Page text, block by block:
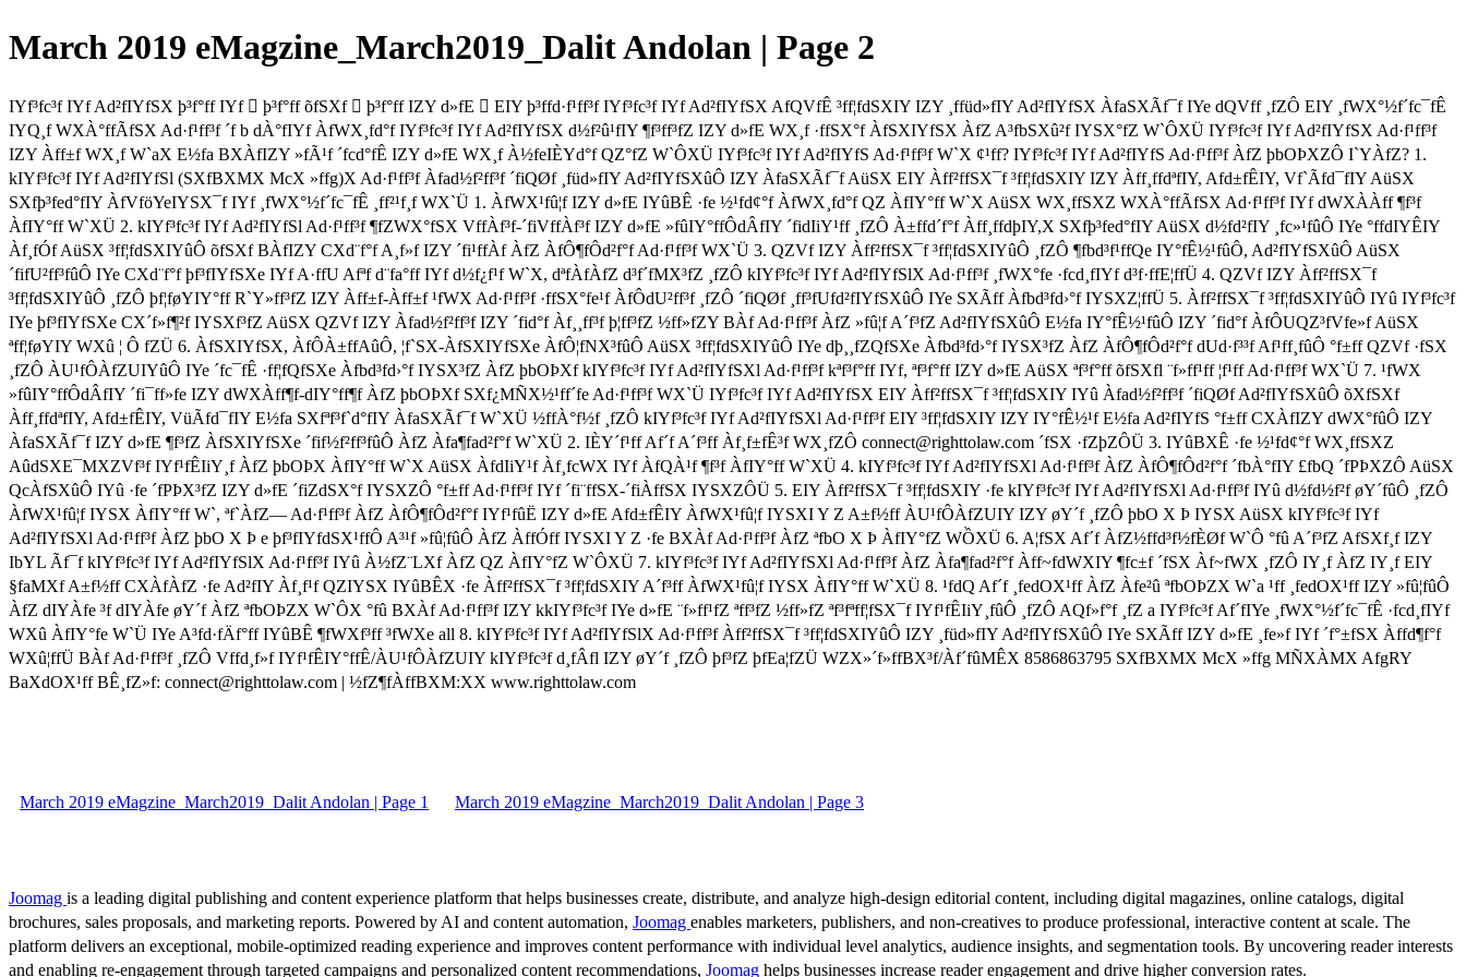
March 2019 eMagzine_March2019_Dalit Andolan | Page 2
IYf³fc³f IYf Ad²fIYfSX þ³f°ff IYf  þ³f°ff õfSXf  þ³f°ff IZY d»fE  EIY þ³ffd·f¹ff³f IYf³fc³f IYf Ad²fIYfSX AfQVfÊ ³ff¦fdSXIY IZY ¸ffüd»fIY Ad²fIYfSX ÀfaSXÃf¯f IYe dQVff ¸fZÔ EIY ¸fWX°½f´fc¯fÊ
IYQ¸f WXÀ°ffÃfSX Ad·f¹ff³f ´f b dÀ°fIYf ÀfWX¸fd°f IYf³fc³f IYf Ad²fIYfSX d½f²û¹fIY ¶f³ff³fZ IZY d»fE WX¸f ·ffSX°f ÀfSXIYfSX ÀfZ A³fbSXû²f IYSX°fZ W`ÔXÜ IYf³fc³f IYf Ad²fIYfSX Ad·f¹ff³f
IZY Àff±f WX¸f W`aX E½fa BXÀfIZY »fÃ¹f ´fcd°fÊ IZY d»fE WX¸f À½feIÈYd°f QZ°fZ W`ÔXÜ IYf³fc³f IYf Ad²fIYfS Ad·f¹ff³f W`X ¢¹ff? IYf³fc³f IYf Ad²fIYfS Ad·f¹ff³f ÀfZ þbOÞXZÔ I`YÀfZ? 1.
kIYf³fc³f IYf Ad²fIYfSl (SXfBXMX McX »ffg)X Ad·f¹ff³f Àfad½f²ff³f ´fiQØf ¸füd»fIY Ad²fIYfSXûÔ IZY ÀfaSXÃf¯f AüSX EIY Àff²ffSX¯f ³ff¦fdSXIY IZY Àff¸ffdªfIY, Afd±fÊIY, Vf`Ãfd¯fIY AüSX
SXfþ³fed°fIY ÀfVföYeIYSX¯f IYf ¸fWX°½f´fc¯fÊ ¸ff²¹f¸f WX`Ü 1. ÀfWX¹fû¦f IZY d»fE IYûBÊ ·fe ½¹fd¢°f ÀfWX¸fd°f QZ ÀfIY°ff W`X AüSX WX¸ffSXZ WXÀ°ffÃfSX Ad·f¹ff³f IYf dWXÀÀff ¶f³f
ÀfIY°ff W`XÜ 2. kIYf³fc³f IYf Ad²fIYfSl Ad·f¹ff³f ¶fZWX°fSX VffÀf³f-´fiVffÀf³f IZY d»fE »fûIY°ffÔdÂfIY ´fidIiY¹ff ¸fZÔ À±ffd´f°f Àff¸ffdþIY,X SXfþ³fed°fIY AüSX d½fd²fIY ¸fc»¹fûÔ IYe °ffdIYÊIY
Àf¸fÓf AüSX ³ff¦fdSXIYûÔ õfSXf BÀfIZY CXd¨f°f A¸f»f IZY ´fi¹ffÀf ÀfZ ÀfÔ¶fÔd²f°f Ad·f¹ff³f WX`Ü 3. QZVf IZY Àff²ffSX¯f ³ff¦fdSXIYûÔ ¸fZÔ ¶fbd³f¹ffQe IY°fÊ½¹fûÔ, Ad²fIYfSXûÔ AüSX
´fifU²ff³fûÔ IYe CXd¨f°f þf³fIYfSXe IYf A·ffU Afªf d¨fa°ff IYf d½f¿f¹f W`X, dªfÀfÀfZ d³f´fMX³fZ ¸fZÔ kIYf³fc³f IYf Ad²fIYfSlX Ad·f¹ff³f ¸fWX°fe ·fcd¸fIYf d³f·ffE¦ffÜ 4. QZVf IZY Àff²ffSX¯f
³ff¦fdSXIYûÔ ¸fZÔ þf¦føYIY°ff R`Y»ff³fZ IZY Àff±f-Àff±f ¹fWX Ad·f¹ff³f ·ffSX°fe¹f ÀfÔdU²ff³f ¸fZÔ ´fiQØf ¸ff³fUfd²fIYfSXûÔ IYe SXÃff Àfbd³fd›°f IYSXZ¦ffÜ 5. Àff²ffSX¯f ³ff¦fdSXIYûÔ IYû IYf³fc³f
IYe þf³fIYfSXe CX´f»f¶²f IYSXf³fZ AüSX QZVf IZY Àfad½f²ff³f IZY ´fid°f Àf¸¸ff³f þ¦ff³fZ ½ff»fZY BÀf Ad·f¹ff³f ÀfZ »fû¦f A´f³fZ Ad²fIYfSXûÔ E½fa IY°fÊ½¹fûÔ IZY ´fid°f ÀfÔUQZ³fVfe»f AüSX
ªff¦føYIY WXû ¦ Ô fZÜ 6. ÀfSXIYfSX, ÀfÔÀ±ffAûÔ, ¦f`SX-ÀfSXIYfSXe ÀfÔ¦fNX³fûÔ AüSX ³ff¦fdSXIYûÔ IYe dþ¸¸fZQfSXe Àfbd³fd›°f IYSX³fZ ÀfZ ÀfÔ¶fÔd²f°f dUd·f³³f Af¹ff¸fûÔ °f±ff QZVf ·fSX
¸fZÔ ÀU¹fÔÀfZUIYûÔ IYe ´fc¯fÊ ·ff¦fQfSXe Àfbd³fd›°f IYSX³fZ ÀfZ þbOÞXf kIYf³fc³f IYf Ad²fIYfSXl Ad·f¹ff³f kªf³f°ff IYf, ªf³f°ff IZY d»fE AüSX ªf³f°ff õfSXfl ¨f»ff¹ff ¦f¹ff Ad·f¹ff³f WX`Ü 7. ¹fWX
»fûIY°ffÔdÂfIY ´fi¯ff»fe IZY dWXÀff¶f-dIY°ff¶f ÀfZ þbOÞXf SXf¿MÑX½¹ff´fe Ad·f¹ff³f WX`Ü IYf³fc³f IYf Ad²fIYfSX EIY Àff²ffSX¯f ³ff¦fdSXIY IYû Àfad½f²ff³f ´fiQØf Ad²fIYfSXûÔ õXfSXf
Àff¸ffdªfIY, Afd±fÊIY, VüÃfd¯fIY E½fa SXfªf³f`d°fIY ÀfaSXÃf¯f W`XÜ ½ffÀ°f½f ¸fZÔ kIYf³fc³f IYf Ad²fIYfSXl Ad·f¹ff³f EIY ³ff¦fdSXIY IZY IY°fÊ½¹f E½fa Ad²fIYfS °f±ff CXÀfIZY dWX°fûÔ IZY
ÀfaSXÃf¯f IZY d»fE ¶f³fZ ÀfSXIYfSXe ´fif½f²ff³fûÔ ÀfZ Àfa¶fad²f°f W`XÜ 2. IÈY´f¹ff Af´f A´f³ff Àf¸f±fÊ³f WX¸fZÔ connect@righttolaw.com ´fSX ·fZþZÔÜ 3. IYûBXÊ ·fe ½¹fd¢°f WX¸ffSXZ
AûdSXE¯MXZVf³f IYf¹fÊIiY¸f ÀfZ þbOÞX ÀfIY°ff W`X AüSX ÀfdIiY¹f Àf¸fcWX IYf ÀfQÀ¹f ¶f³f ÀfIY°ff W`XÜ 4. kIYf³fc³f IYf Ad²fIYfSXl Ad·f¹ff³f ÀfZ ÀfÔ¶fÔd²f°f ´fbÀ°fIY £fbQ ´fPÞXZÔ AüSX
QcÀfSXûÔ IYû ·fe ´fPÞX³fZ IZY d»fE ´fiZdSX°f IYSXZÔ °f±ff Ad·f¹ff³f IYf ´fi¨ffSX-´fiÀffSX IYSXZÔÜ 5. EIY Àff²ffSX¯f ³ff¦fdSXIY ·fe kIYf³fc³f IYf Ad²fIYfSXl Ad·f¹ff³f IYû d½fd½f²f øY´fûÔ ¸fZÔ
ÀfWX¹fû¦f IYSX ÀfIY°ff W`, ªf`ÀfZ— Ad·f¹ff³f ÀfZ ÀfÔ¶fÔd²f°f IYf¹fûË IZY d»fE Afd±fÊIY ÀfWX¹fû¦f IYSXI Y Z A±f½ff ÀU¹fÔÀfZUIY IZY øY´f ¸fZÔ þbO X Þ IYSX AüSX kIYf³fc³f IYf
Ad²fIYfSXl Ad·f¹ff³f ÀfZ þbO X Þ e þf³fIYfdSX¹ffÔ A³¹f »fû¦fûÔ ÀfZ ÀffÓff IYSXI Y Z ·fe BXÀf Ad·f¹ff³f ÀfZ ªfbO X Þ ÀfIY°fZ WỒXÜ 6. A¦fSX Af´f ÀfZ½ffd³f½fÈØf W`Ô °fû A´f³fZ AfSXf¸f IZY
IbYL Ãf¯f kIYf³fc³f IYf Ad²fIYfSlX Ad·f¹ff³f IYû À½fZ¨LXf ÀfZ QZ ÀfIY°fZ W`ÔXÜ 7. kIYf³fc³f IYf Ad²fIYfSXl Ad·f¹ff³f ÀfZ Àfa¶fad²f°f Àff~fdWXIY ¶fc±f ´fSX Àf~fWX ¸fZÔ IY¸f ÀfZ IY¸f EIY
§faMXf A±f½ff CXÀfÀfZ ·fe Ad²fIY Àf¸f¹f QZIYSX IYûBÊX ·fe Àff²ffSX¯f ³ff¦fdSXIY A´f³ff ÀfWX¹fû¦f IYSX ÀfIY°ff W`XÜ 8. ¹fdQ Af´f ¸fedOX¹ff ÀfZ Àfe²û ªfbOÞZX W`a ¹ff ¸fedOX¹ff IZY »fû¦fûÔ
ÀfZ dIYÀfe ³f dIYÀfe øY´f ÀfZ ªfbOÞZX W`ÔX °fû BXÀf Ad·f¹ff³f IZY kkIYf³fc³f IYe d»fE ¨f»ff¹fZ ªff³fZ ½ff»fZ ªf³fªff¦fSX¯f IYf¹fÊIiY¸fûÔ ¸fZÔ AQf»f°f ¸fZ a IYf³fc³f Af´fIYe ¸fWX°½f´fc¯fÊ ·fcd¸fIYf
WXû ÀfIY°fe W`Ü IYe A³fd·fÄf°ff IYûBÊ ¶fWXf³ff ³fWXe all 8. kIYf³fc³f IYf Ad²fIYfSlX Ad·f¹ff³f Àff²ffSX¯f ³ff¦fdSXIYûÔ IZY ¸füd»fIY Ad²fIYfSXûÔ IYe SXÃff IZY d»fE ¸fe»f IYf ´f°±fSX Àffd¶f°f
WXû¦ffÜ BÀf Ad·f¹ff³f ¸fZÔ Vffd¸f»f IYf¹fÊIY°ffÊ/ÀU¹fÔÀfZUIY kIYf³fc³f d¸fÂfl IZY øY´f ¸fZÔ þf³fZ þfEa¦fZÜ WZX»´f»ffBX³f/Àf´fûMÊX 8586863795 SXfBXMX McX »ffg MÑXÀMX AfgRY
BaXdOX¹ff BÊ¸fZ»f: connect@righttolaw.com | ½fZ¶fÀffBXM:XX www.righttolaw.com
March 2019 eMagzine_March2019_Dalit Andolan | Page 1 March 2019 eMagzine_March2019_Dalit Andolan | Page 3
Joomag is a leading digital publishing and content experience platform that helps businesses create, distribute, and analyze high-design editorial content, including digital magazines, online catalogs, digital
brochures, sales proposals, and marketing reports. Powered by AI and content automation, Joomag enables marketers, publishers, and non-creatives to produce professional, interactive content at scale. The
platform delivers an exceptional, mobile-optimized reading experience and improves content performance with individual level analytics, audience insights, and segmentation tools. By uncovering reader interests
and enabling re-engagement through targeted campaigns and personalized content recommendations, Joomag helps businesses increase reader engagement and drive higher conversion rates.